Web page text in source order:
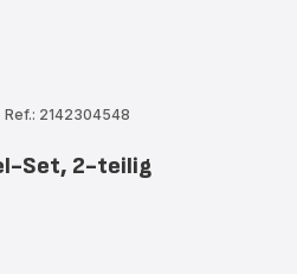
Ref.: 2142304548
Set, 2-teilig